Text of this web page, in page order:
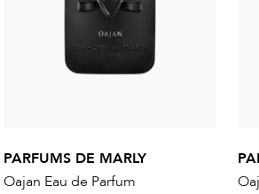
PARFUMS DE MARLY
Oajan Eau de Parfum